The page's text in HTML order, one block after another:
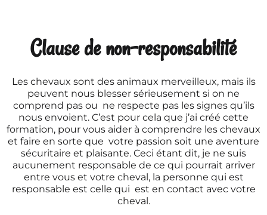
Clause de non-responsabilité
Les chevaux sont des animaux merveilleux, mais ils
peuvent nous blesser sérieusement si on ne
comprend pas ou ne respecte pas les signes qu’ils
nous envoient. C’est pour cela que j’ai créé cette
formation, pour vous aider à comprendre les chevaux
et faire en sorte que votre passion soit une aventure
sécuritaire et plaisante. Ceci étant dit, je ne suis
aucunement responsable de ce qui pourrait arriver
entre vous et votre cheval, la personne qui est
responsable est celle qui est en contact avec votre
cheval.